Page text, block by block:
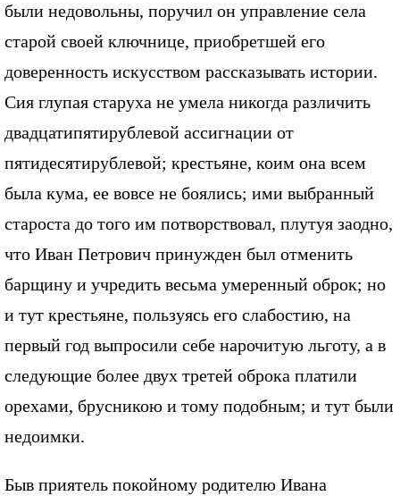
были недовольны, поручил он управление села
старой своей ключнице, приобретшей его
доверенность искусством рассказывать истории.
Сия глупая старуха не умела никогда различить
двадцатипятирублевой ассигнации от
пятидесятирублевой; крестьяне, коим она всем
была кума, ее вовсе не боялись; ими выбранный
староста до того им потворствовал, плутуя заодно,
что Иван Петрович принужден был отменить
барщину и учредить весьма умеренный оброк; но
и тут крестьяне, пользуясь его слабостию, на
первый год выпросили себе нарочитую льготу, а в
следующие более двух третей оброка платили
орехами, брусникою и тому подобным; и тут были
недоимки.
Быв приятель покойному родителю Ивана